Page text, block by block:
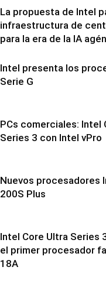
La propuesta de Intel
infraestructura de
para la era de la IA
Intel presenta los
Serie G
PCs comerciales: Intel
Series 3 con Intel vPro
Nuevos procesadores
200S Plus
Intel Core Ultra Series
el primer procesador
18A